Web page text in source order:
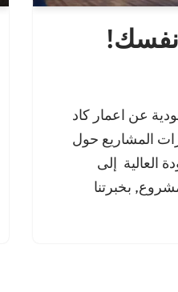
نفسك!
عن اعمار كاد
المشاريع حول
العالية إلى
بخبرتنا